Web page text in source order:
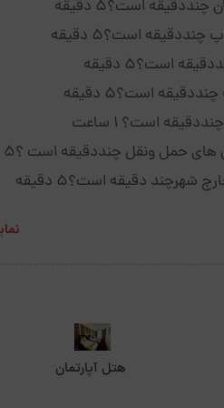
است؟5 دقیقه
است؟5 دقیقه
است؟5 دقیقه
است؟5 دقیقه
است؟ 1 ساعت
حمل ونقل چنددقیقه است ؟5 دقیقه
شهرچند دقیقه است؟5 دقیقه
هتل آپارتمان